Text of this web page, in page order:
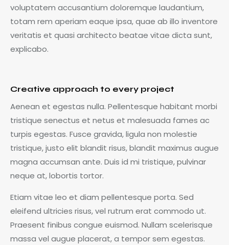
voluptatem accusantium doloremque laudantium,
totam rem aperiam eaque ipsa, quae ab illo inventore
veritatis et quasi architecto beatae vitae dicta sunt,
explicabo.
Creative approach to every project
Aenean et egestas nulla. Pellentesque habitant morbi
tristique senectus et netus et malesuada fames ac
turpis egestas. Fusce gravida, ligula non molestie
tristique, justo elit blandit risus, blandit maximus augue
magna accumsan ante. Duis id mi tristique, pulvinar
neque at, lobortis tortor.
Etiam vitae leo et diam pellentesque porta. Sed
eleifend ultricies risus, vel rutrum erat commodo ut.
Praesent finibus congue euismod. Nullam scelerisque
massa vel augue placerat, a tempor sem egestas.